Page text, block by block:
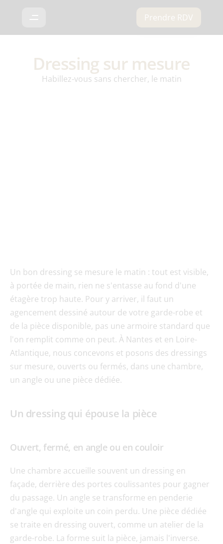
Prendre RDV
Dressing sur mesure
Habillez-vous sans chercher, le matin
Un bon dressing se mesure le matin : tout est visible,
à portée de main, rien ne s'entasse au fond d'une
étagère trop haute. Pour y arriver, il faut un
agencement dessiné autour de votre garde-robe et
de la pièce disponible, pas une armoire standard que
l'on remplit comme on peut. À Nantes et en Loire-
Atlantique, nous concevons et posons des dressings
sur mesure, ouverts ou fermés, dans une chambre,
un angle ou une pièce dédiée.
Un dressing qui épouse la pièce
Ouvert, fermé, en angle ou en couloir
Une chambre accueille souvent un dressing en
façade, derrière des portes coulissantes pour gagner
du passage. Un angle se transforme en penderie
d'angle qui exploite un coin perdu. Une pièce dédiée
se traite en dressing ouvert, comme un atelier de la
garde-robe. La forme suit la pièce, jamais l'inverse.